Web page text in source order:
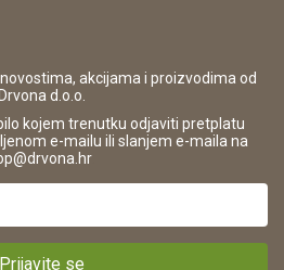
raskid ugovora
akcijama i proizvodima od
Drvona d.o.o.
kojem trenutku odjaviti pretplatu
e-mailu ili slanjem e-maila na
Prijavite se